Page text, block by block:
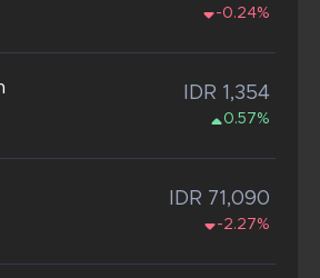
-0.24%
IDR 1,354
0.57%
IDR 71,090
-2.27%